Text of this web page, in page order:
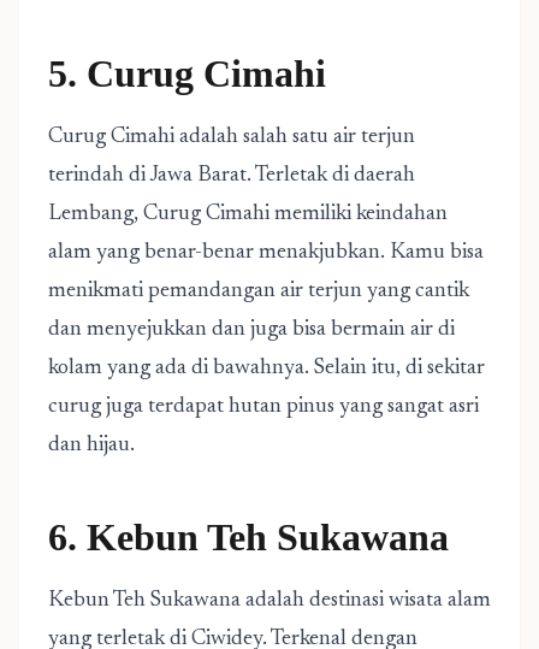
5. Curug Cimahi
Curug Cimahi adalah salah satu air terjun
terindah di Jawa Barat. Terletak di daerah
Lembang, Curug Cimahi memiliki keindahan
alam yang benar-benar menakjubkan. Kamu bisa
menikmati pemandangan air terjun yang cantik
dan menyejukkan dan juga bisa bermain air di
kolam yang ada di bawahnya. Selain itu, di sekitar
curug juga terdapat hutan pinus yang sangat asri
dan hijau.
6. Kebun Teh Sukawana
Kebun Teh Sukawana adalah destinasi wisata alam
yang terletak di Ciwidey. Terkenal dengan